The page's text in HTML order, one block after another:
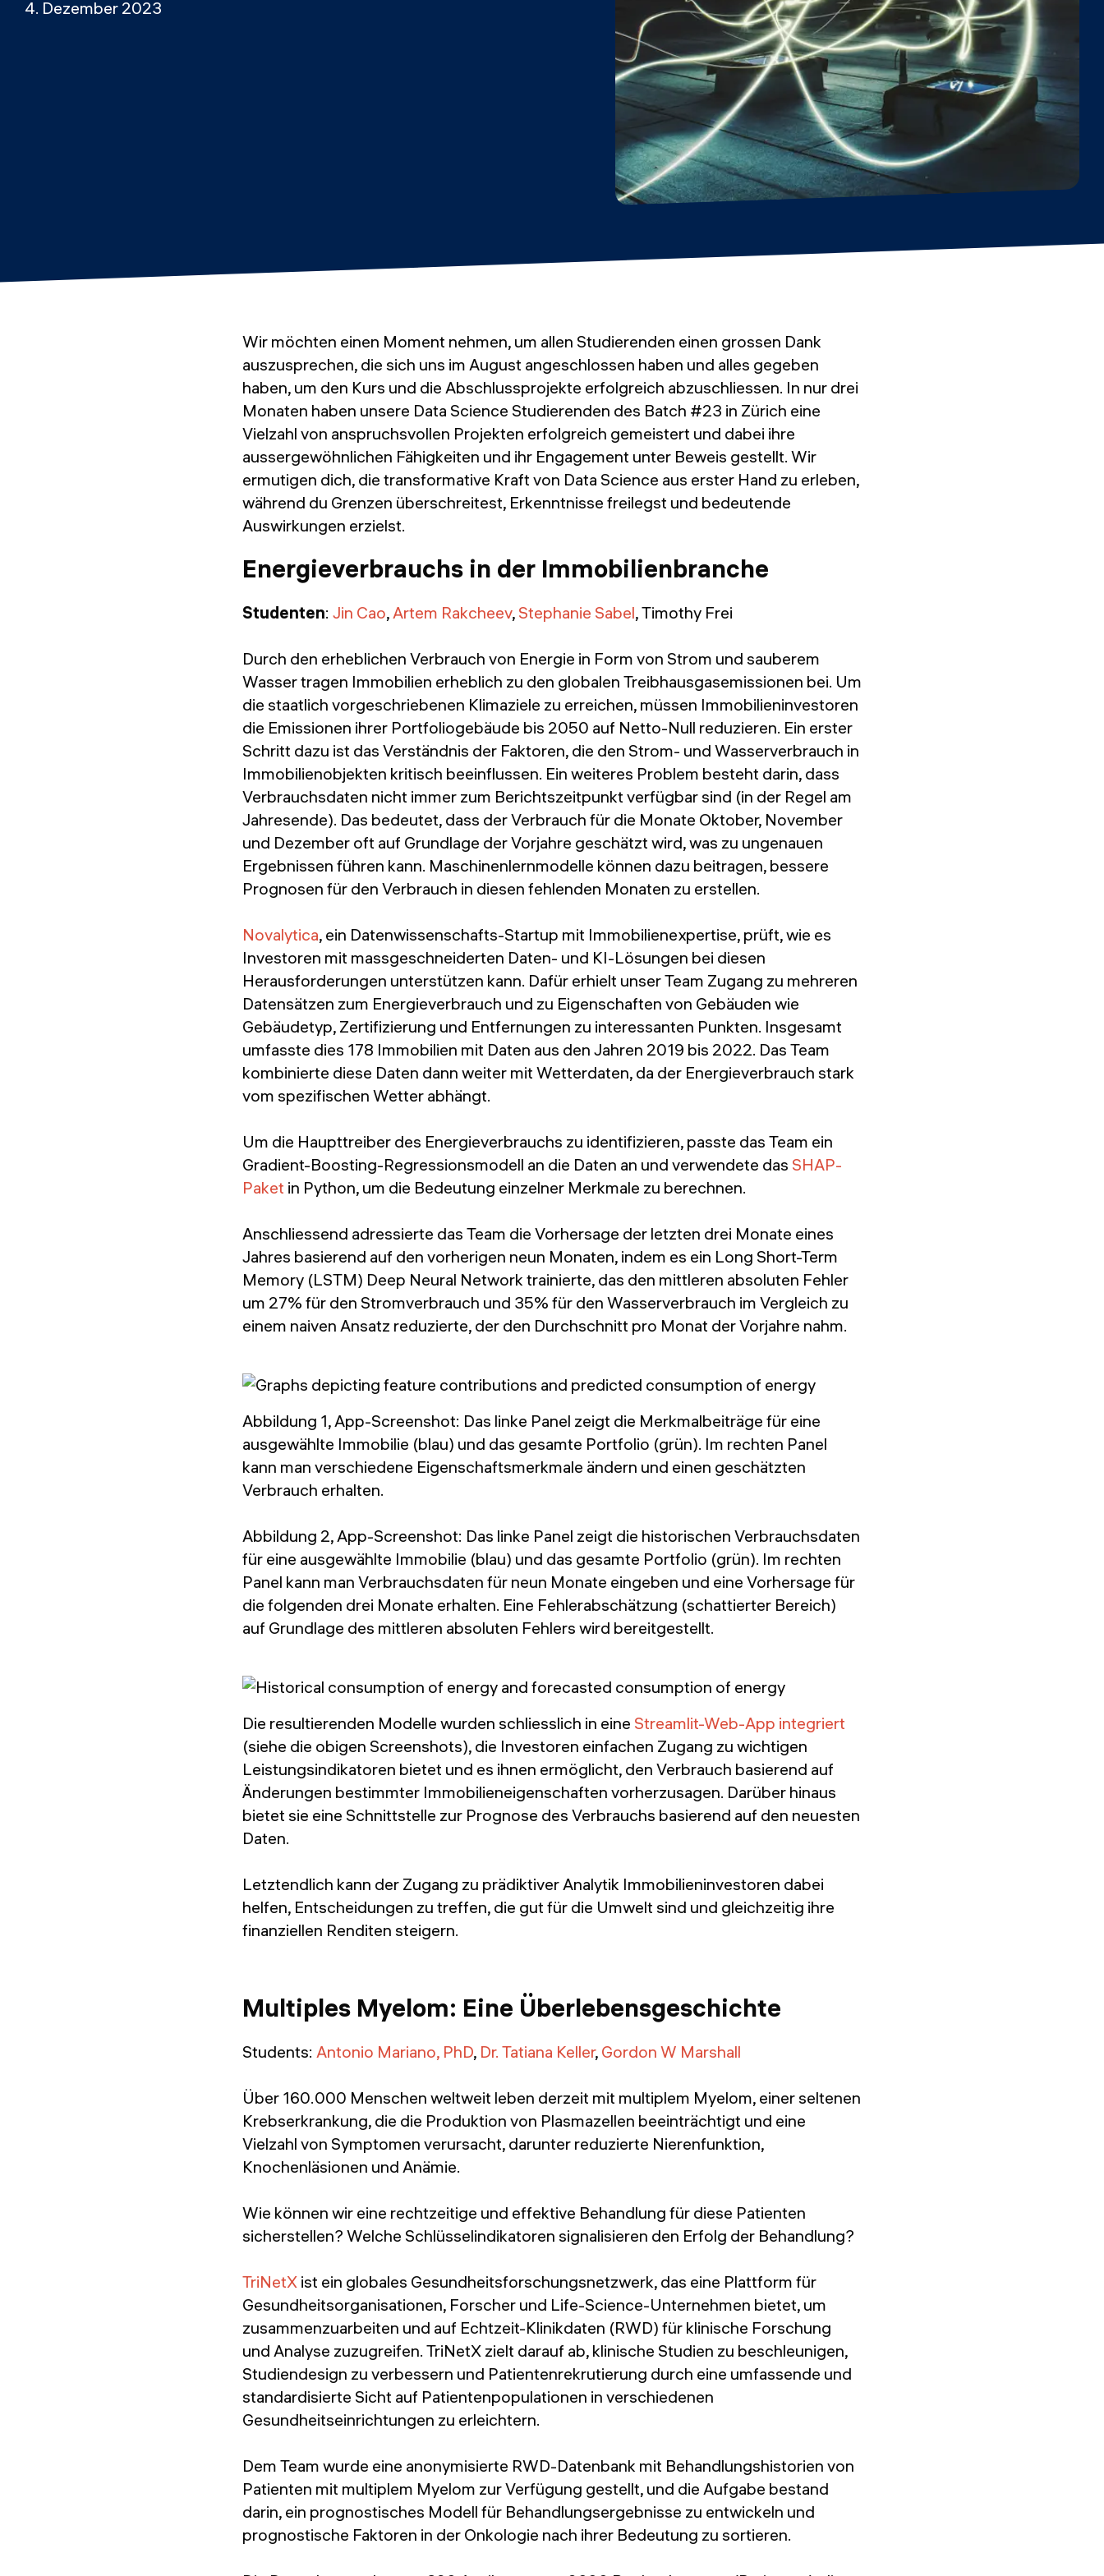
4. Dezember 2023
Wir möchten einen Moment nehmen, um allen Studierenden einen grossen Dank
auszusprechen, die sich uns im August angeschlossen haben und alles gegeben
haben, um den Kurs und die Abschlussprojekte erfolgreich abzuschliessen. In nur drei
Monaten haben unsere Data Science Studierenden des Batch #23 in Zürich eine
Vielzahl von anspruchsvollen Projekten erfolgreich gemeistert und dabei ihre
aussergewöhnlichen Fähigkeiten und ihr Engagement unter Beweis gestellt. Wir
ermutigen dich, die transformative Kraft von Data Science aus erster Hand zu erleben,
während du Grenzen überschreitest, Erkenntnisse freilegst und bedeutende
Auswirkungen erzielst.
Energieverbrauchs in der Immobilienbranche
Studenten: Jin Cao, Artem Rakcheev, Stephanie Sabel, Timothy Frei
Durch den erheblichen Verbrauch von Energie in Form von Strom und sauberem
Wasser tragen Immobilien erheblich zu den globalen Treibhausgasemissionen bei. Um
die staatlich vorgeschriebenen Klimaziele zu erreichen, müssen Immobilieninvestoren
die Emissionen ihrer Portfoliogebäude bis 2050 auf Netto-Null reduzieren. Ein erster
Schritt dazu ist das Verständnis der Faktoren, die den Strom- und Wasserverbrauch in
Immobilienobjekten kritisch beeinflussen. Ein weiteres Problem besteht darin, dass
Verbrauchsdaten nicht immer zum Berichtszeitpunkt verfügbar sind (in der Regel am
Jahresende). Das bedeutet, dass der Verbrauch für die Monate Oktober, November
und Dezember oft auf Grundlage der Vorjahre geschätzt wird, was zu ungenauen
Ergebnissen führen kann. Maschinenlernmodelle können dazu beitragen, bessere
Prognosen für den Verbrauch in diesen fehlenden Monaten zu erstellen.
Novalytica, ein Datenwissenschafts-Startup mit Immobilienexpertise, prüft, wie es
Investoren mit massgeschneiderten Daten- und KI-Lösungen bei diesen
Herausforderungen unterstützen kann. Dafür erhielt unser Team Zugang zu mehreren
Datensätzen zum Energieverbrauch und zu Eigenschaften von Gebäuden wie
Gebäudetyp, Zertifizierung und Entfernungen zu interessanten Punkten. Insgesamt
umfasste dies 178 Immobilien mit Daten aus den Jahren 2019 bis 2022. Das Team
kombinierte diese Daten dann weiter mit Wetterdaten, da der Energieverbrauch stark
vom spezifischen Wetter abhängt.
Um die Haupttreiber des Energieverbrauchs zu identifizieren, passte das Team ein
Gradient-Boosting-Regressionsmodell an die Daten an und verwendete das SHAP-
Paket in Python, um die Bedeutung einzelner Merkmale zu berechnen.
Anschliessend adressierte das Team die Vorhersage der letzten drei Monate eines
Jahres basierend auf den vorherigen neun Monaten, indem es ein Long Short-Term
Memory (LSTM) Deep Neural Network trainierte, das den mittleren absoluten Fehler
um 27% für den Stromverbrauch und 35% für den Wasserverbrauch im Vergleich zu
einem naiven Ansatz reduzierte, der den Durchschnitt pro Monat der Vorjahre nahm.
Abbildung 1, App-Screenshot: Das linke Panel zeigt die Merkmalbeiträge für eine
ausgewählte Immobilie (blau) und das gesamte Portfolio (grün). Im rechten Panel
kann man verschiedene Eigenschaftsmerkmale ändern und einen geschätzten
Verbrauch erhalten.
Abbildung 2, App-Screenshot: Das linke Panel zeigt die historischen Verbrauchsdaten
für eine ausgewählte Immobilie (blau) und das gesamte Portfolio (grün). Im rechten
Panel kann man Verbrauchsdaten für neun Monate eingeben und eine Vorhersage für
die folgenden drei Monate erhalten. Eine Fehlerabschätzung (schattierter Bereich)
auf Grundlage des mittleren absoluten Fehlers wird bereitgestellt.
Die resultierenden Modelle wurden schliesslich in eine Streamlit-Web-App integriert
(siehe die obigen Screenshots), die Investoren einfachen Zugang zu wichtigen
Leistungsindikatoren bietet und es ihnen ermöglicht, den Verbrauch basierend auf
Änderungen bestimmter Immobilieneigenschaften vorherzusagen. Darüber hinaus
bietet sie eine Schnittstelle zur Prognose des Verbrauchs basierend auf den neuesten
Daten.
Letztendlich kann der Zugang zu prädiktiver Analytik Immobilieninvestoren dabei
helfen, Entscheidungen zu treffen, die gut für die Umwelt sind und gleichzeitig ihre
finanziellen Renditen steigern.
Multiples Myelom: Eine Überlebensgeschichte
Students: Antonio Mariano, PhD, Dr. Tatiana Keller, Gordon W Marshall
Über 160.000 Menschen weltweit leben derzeit mit multiplem Myelom, einer seltenen
Krebserkrankung, die die Produktion von Plasmazellen beeinträchtigt und eine
Vielzahl von Symptomen verursacht, darunter reduzierte Nierenfunktion,
Knochenläsionen und Anämie.
Wie können wir eine rechtzeitige und effektive Behandlung für diese Patienten
sicherstellen? Welche Schlüsselindikatoren signalisieren den Erfolg der Behandlung?
TriNetX ist ein globales Gesundheitsforschungsnetzwerk, das eine Plattform für
Gesundheitsorganisationen, Forscher und Life-Science-Unternehmen bietet, um
zusammenzuarbeiten und auf Echtzeit-Klinikdaten (RWD) für klinische Forschung
und Analyse zuzugreifen. TriNetX zielt darauf ab, klinische Studien zu beschleunigen,
Studiendesign zu verbessern und Patientenrekrutierung durch eine umfassende und
standardisierte Sicht auf Patientenpopulationen in verschiedenen
Gesundheitseinrichtungen zu erleichtern.
Dem Team wurde eine anonymisierte RWD-Datenbank mit Behandlungshistorien von
Patienten mit multiplem Myelom zur Verfügung gestellt, und die Aufgabe bestand
darin, ein prognostisches Modell für Behandlungsergebnisse zu entwickeln und
prognostische Faktoren in der Onkologie nach ihrer Bedeutung zu sortieren.